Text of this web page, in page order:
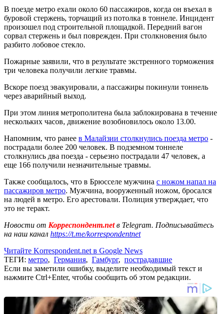
В поезде метро ехали около 60 пассажиров, когда он въехал в
буровой стержень, торчащий из потолка в тоннеле. Инцидент
произошел под строительной площадкой. Передний вагон
сорвал стержень и был поврежден. При столкновения было
разбито лобовое стекло.
Пожарные заявили, что в результате экстренного торможения
три человека получили легкие травмы.
Вскоре поезд эвакуировали, а пассажиры покинули тоннель
через аварийный выход.
При этом линия метрополитена была заблокирована в течение
нескольких часов, движение возобновилось около 13.00.
Напомним, что ранее в Малайзии столкнулись поезда метро -
пострадали более 200 человек. В подземном тоннеле
столкнулись два поезда - серьезно пострадали 47 человек, а
еще 166 получили незначительные травмы.
Также сообщалось, что в Брюсселе мужчина с ножом напал на
пассажиров метро. Мужчина, вооруженный ножом, бросался
на людей в метро. Его арестовали. Полиция утверждает, что
это не теракт.
Новости от Корреспондент.netв Telegram. Подписывайтесь
на наш канал https://t.me/korrespondentnet
Читайте Korrespondent.net в Google News
ТЕГИ: метро, Германия, Гамбург, пострадавшие
Если вы заметили ошибку, выделите необходимый текст и
нажмите Ctrl+Enter, чтобы сообщить об этом редакции.